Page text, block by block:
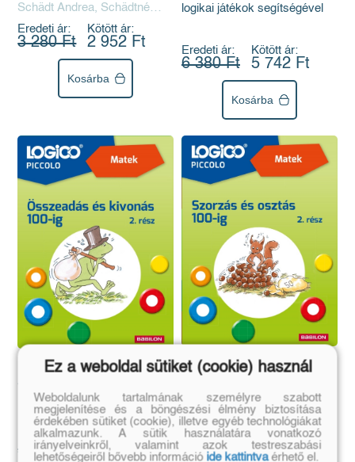
matematikából – 1.
évfolyam
Schädt Andrea, Schädtné
Simon Andrea
Eredeti ár:
3 280 Ft
Kötött ár:
2 952 Ft
Kosárba
logikai játékok segítségével
Eredeti ár:
6 380 Ft
Kötött ár:
5 742 Ft
Kosárba
LOGICO Piccolo 3481a
kivonás 100-ig 2. rész
Marion Godzik
Eredeti ár:
2 690 Ft
Online ár:
2 260 Ft
LOGICO Piccolo 3484a
osztás 100-ig 2. rész
Marion Godzik
Eredeti ár:
2 690 Ft
Online ár:
2 260 Ft
Ez a weboldal sütiket (cookie) használ
Weboldalunk tartalmának személyre szabott
megjelenítése és a böngészési élmény biztosítása
érdekében sütiket (cookie), illetve egyéb technológiákat
alkalmazunk. A sütik használatára vonatkozó
irányelveinkről, valamint azok testreszabási
lehetőségeiről bővebb információ ide kattintvaérhető el.